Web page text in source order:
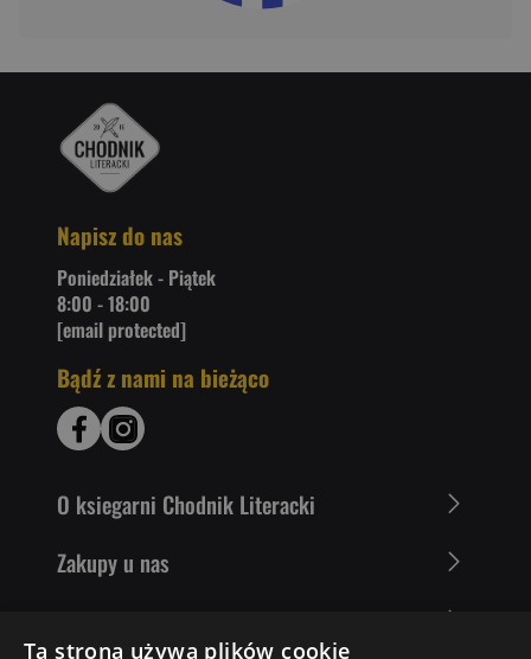
Napisz do nas
Poniedziałek - Piątek
8:00 - 18:00
[email protected]
Bądź z nami na bieżąco
O ksiegarni Chodnik Literacki
Zakupy u nas
Ta strona używa plików cookie